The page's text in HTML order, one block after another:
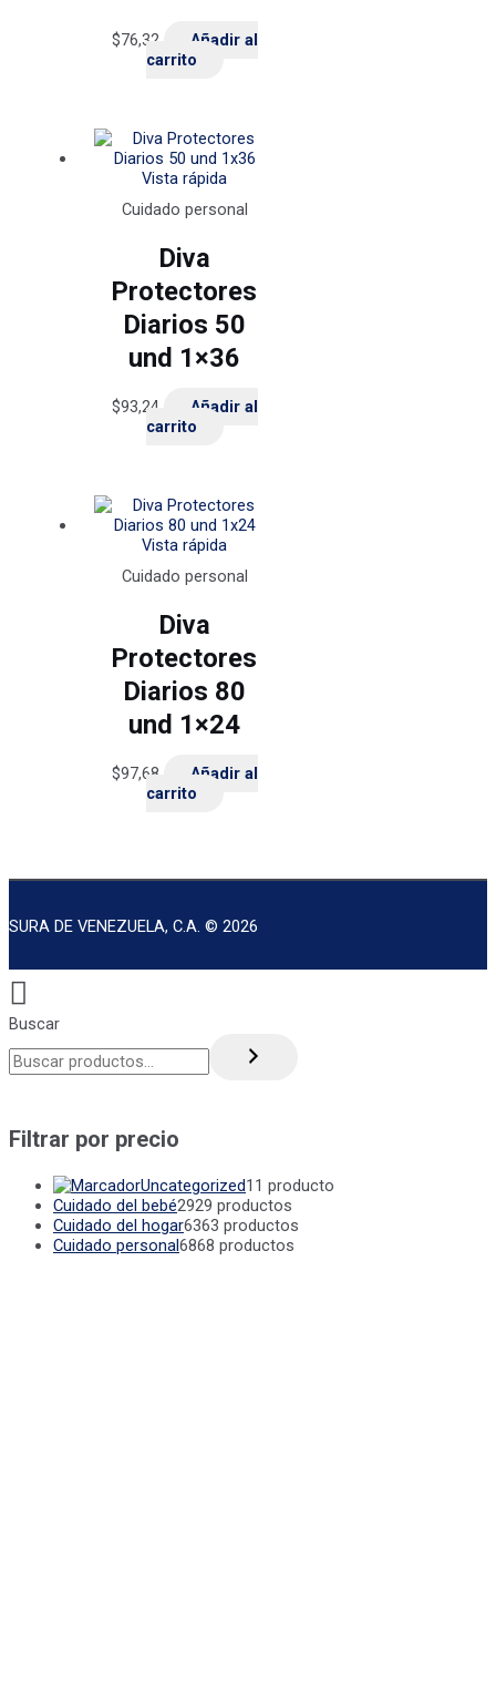
$76,32
Añadir al
carrito
Vista rápida
Cuidado personal
Diva
Protectores
Diarios 50
und 1×36
$93,24
Añadir al
carrito
Vista rápida
Cuidado personal
Diva
Protectores
Diarios 80
und 1×24
$97,68
Añadir al
carrito
SURA DE VENEZUELA, C.A. © 2026
Buscar
Filtrar por precio
Uncategorized1 1 producto
Cuidado del bebé2929 productos
Cuidado del hogar6363 productos
Cuidado personal6868 productos